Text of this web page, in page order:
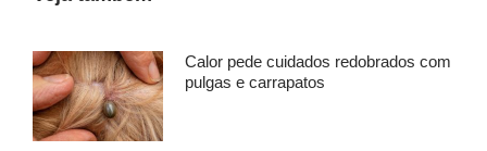
Calor pede cuidados redobrados com
pulgas e carrapatos